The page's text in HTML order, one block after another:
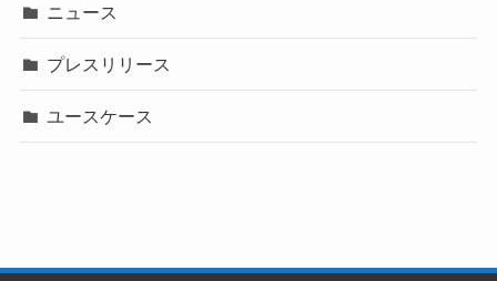
ニュース
プレスリリース
ユースケース